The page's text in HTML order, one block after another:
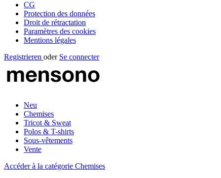
CG
Protection des données
Droit de rétractation
Paramètres des cookies
Mentions légales
Registrieren oder Se connecter
Neu
Chemises
Tricot & Sweat
Polos & T-shirts
Sous-vêtements
Vente
Accéder à la catégorie Chemises